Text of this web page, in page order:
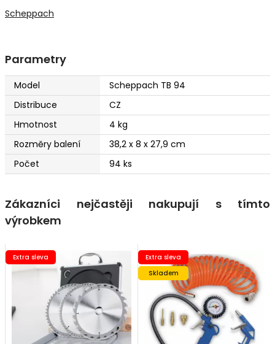
Scheppach
Parametry
Model
Scheppach TB 94
Distribuce
CZ
Hmotnost
4 kg
Rozměry balení
38,2 x 8 x 27,9 cm
Počet
94 ks
Zákazníci nejčastěji nakupují s tímto
výrobkem
Extra sleva
Extra sleva
Skladem